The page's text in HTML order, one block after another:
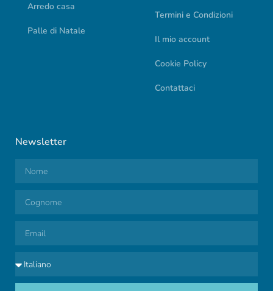
Arredo casa
Palle di Natale
Termini e Condizioni
Il mio account
Cookie Policy
Contattaci
Newsletter